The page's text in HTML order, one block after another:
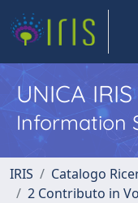
UNICA IRIS
Information
IRIS
Catalogo
2 Contributo in